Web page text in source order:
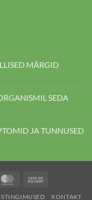
MÄRGID
SEDA
JA TUNNUSED
MasterCard
KONTAKT